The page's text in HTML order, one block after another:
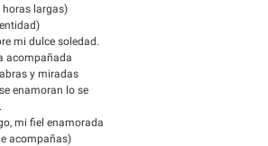
largas)
mi dulce soledad.
acompañada
y miradas
enamoran lo se
mi fiel enamorada
acompañas)